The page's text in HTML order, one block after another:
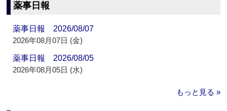
薬事日報
薬事日報 2026/08/07
2026年08月07日 (金)
薬事日報 2026/08/05
2026年08月05日 (水)
もっと見る »